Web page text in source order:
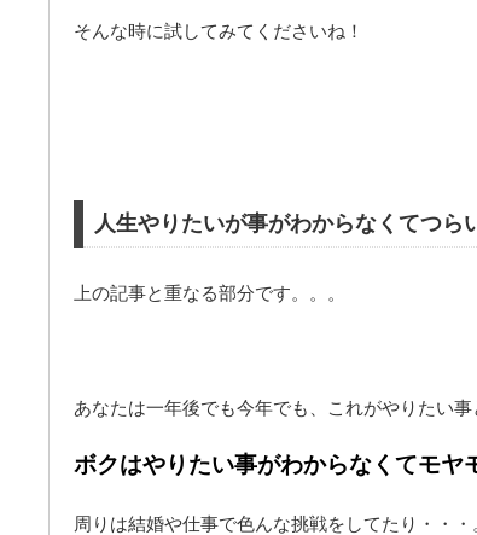
そんな時に試してみてくださいね！
人生やりたいが事がわからなくてつら
上の記事と重なる部分です。。。
あなたは一年後でも今年でも、これがやりたい
ボクはやりたい事がわからなくてモヤ
周りは結婚や仕事で色んな挑戦をしてたり・・・